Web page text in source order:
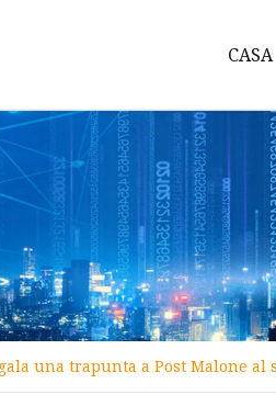
CASA
una trapunta a Post Malone al